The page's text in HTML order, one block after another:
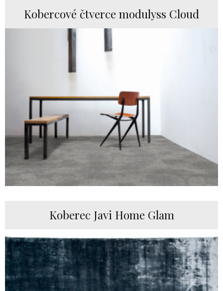
Kobercové čtverce modulyss Cloud
Koberec Javi Home Glam